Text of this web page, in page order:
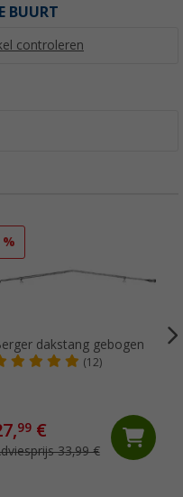
BUURT
controleren
%
dakstang gebogen
(12)
99€
33,99 €